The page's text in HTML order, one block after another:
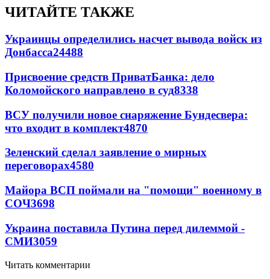
ЧИТАЙТЕ ТАКЖЕ
Украинцы определились насчет вывода войск из
Донбасса24488
Присвоение средств ПриватБанка: дело
Коломойского направлено в суд8338
ВСУ получили новое снаряжение Бундесвера:
что входит в комплект4870
Зеленский сделал заявление о мирных
переговорах4580
Майора ВСП поймали на "помощи" военному в
СОЧ3698
Украина поставила Путина перед дилеммой -
СМИ3059
Читать комментарии